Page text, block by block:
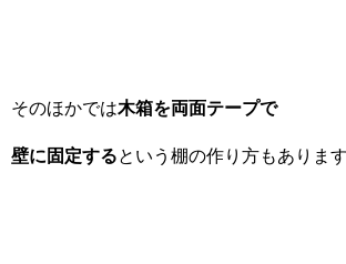
そのほかでは木箱を両面テープで
壁に固定するという棚の作り方もあります